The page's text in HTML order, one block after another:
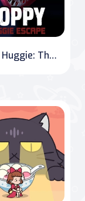
Poppy Huggie: The Great Escape